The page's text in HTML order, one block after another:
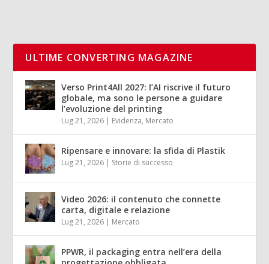
ULTIME CONVERTING MAGAZINE
Verso Print4All 2027: l’AI riscrive il futuro
globale, ma sono le persone a guidare
l’evoluzione del printing
Lug 21, 2026 | Evidenza, Mercato
Ripensare e innovare: la sfida di Plastik
Lug 21, 2026 | Storie di successo
Video 2026: il contenuto che connette
carta, digitale e relazione
Lug 21, 2026 | Mercato
PPWR, il packaging entra nell’era della